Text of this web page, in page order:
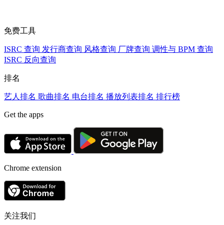
免费工具
ISRC 查询 发行商查询 风格查询 厂牌查询 调性与 BPM 查询
ISRC 反向查询
排名
艺人排名 歌曲排名 电台排名 播放列表排名 排行榜
Get the apps
Chrome extension
关注我们